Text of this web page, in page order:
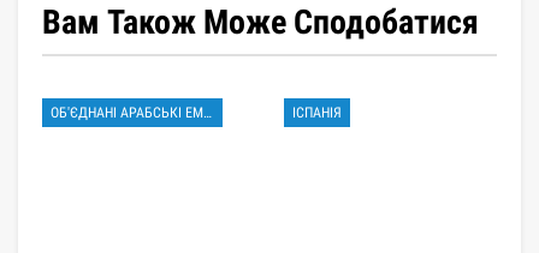
Вам Також Може Сподобатися
ОБ'ЄДНАНІ АРАБСЬКІ ЕМІРАТИ ІСПАНІЯ